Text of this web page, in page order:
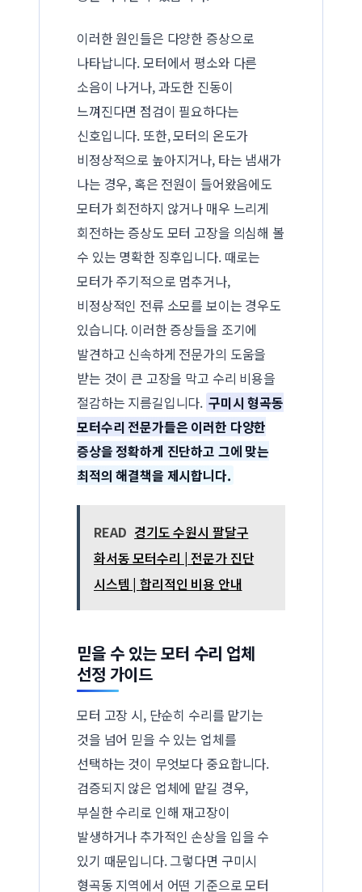
이러한 원인들은 다양한 증상으로
나타납니다. 모터에서 평소와 다른
소음이 나거나, 과도한 진동이
느껴진다면 점검이 필요하다는
신호입니다. 또한, 모터의 온도가
비정상적으로 높아지거나, 타는 냄새가
나는 경우, 혹은 전원이 들어왔음에도
모터가 회전하지 않거나 매우 느리게
회전하는 증상도 모터 고장을 의심해 볼
수 있는 명확한 징후입니다. 때로는
모터가 주기적으로 멈추거나,
비정상적인 전류 소모를 보이는 경우도
있습니다. 이러한 증상들을 조기에
발견하고 신속하게 전문가의 도움을
받는 것이 큰 고장을 막고 수리 비용을
절감하는 지름길입니다. 구미시 형곡동
모터수리 전문가들은 이러한 다양한
증상을 정확하게 진단하고 그에 맞는
최적의 해결책을 제시합니다.
READ 경기도 수원시 팔달구
화서동 모터수리 | 전문가 진단
시스템 | 합리적인 비용 안내
믿을 수 있는 모터 수리 업체
선정 가이드
모터 고장 시, 단순히 수리를 맡기는
것을 넘어 믿을 수 있는 업체를
선택하는 것이 무엇보다 중요합니다.
검증되지 않은 업체에 맡길 경우,
부실한 수리로 인해 재고장이
발생하거나 추가적인 손상을 입을 수
있기 때문입니다. 그렇다면 구미시
형곡동 지역에서 어떤 기준으로 모터